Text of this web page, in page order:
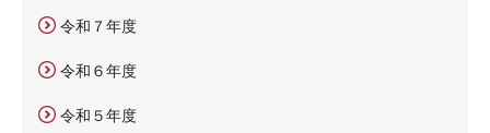
令和７年度
令和６年度
令和５年度